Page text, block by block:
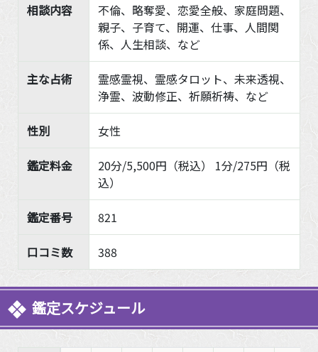
相談内容
不倫、略奪愛、恋愛全般、家庭問題、
親子、子育て、開運、仕事、人間関
係、人生相談、など
主な占術
霊感霊視、霊感タロット、未来透視、
浄霊、波動修正、祈願祈祷、など
性別 女性
鑑定料金
20分/5,500円（税込） 1分/275円（税
込）
鑑定番号 821
口コミ数 388
鑑定スケジュール